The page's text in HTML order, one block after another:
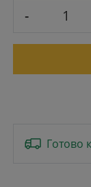
-
Готово